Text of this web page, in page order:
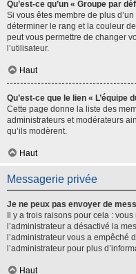
Qu’est-ce qu’un « Groupe par
Si vous êtes membre de plus
déterminer le rang et la couleur
peut vous permettre de changer
l’utilisateur.
Haut
Qu’est-ce que le lien « L’équipe
Cette page donne la liste des
administrateurs et modérateurs
qu’ils modèrent.
Haut
Messagerie privée
Je ne peux pas envoyer de
Il y a trois raisons pour cela :
l’administrateur a désactivé la
l’administrateur vous a empêché
l’administrateur pour plus
Haut